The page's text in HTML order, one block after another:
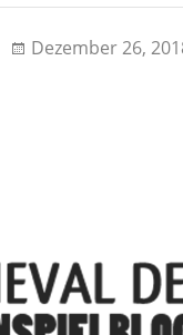
Dezember 26,